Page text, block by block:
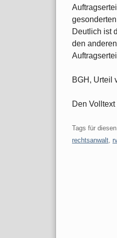
Deutlich ist
den
BGH, Urteil
Den
Tags für
rechtsanwalt